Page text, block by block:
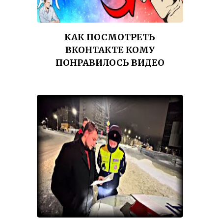
КАК ПОСМОТРЕТЬ
ВКОНТАКТЕ КОМУ
ПОНРАВИЛОСЬ ВИДЕО